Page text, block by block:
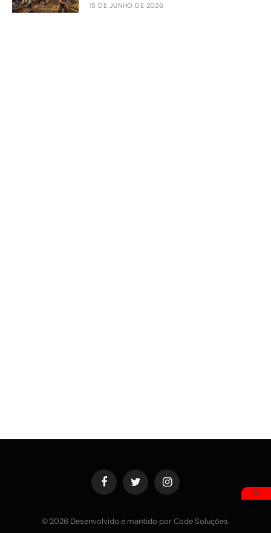
15 DE JUNHO DE 2026
FacebookTwitter Instagram
© 2026 Desenvolvido e mantido por Code Soluções.
X